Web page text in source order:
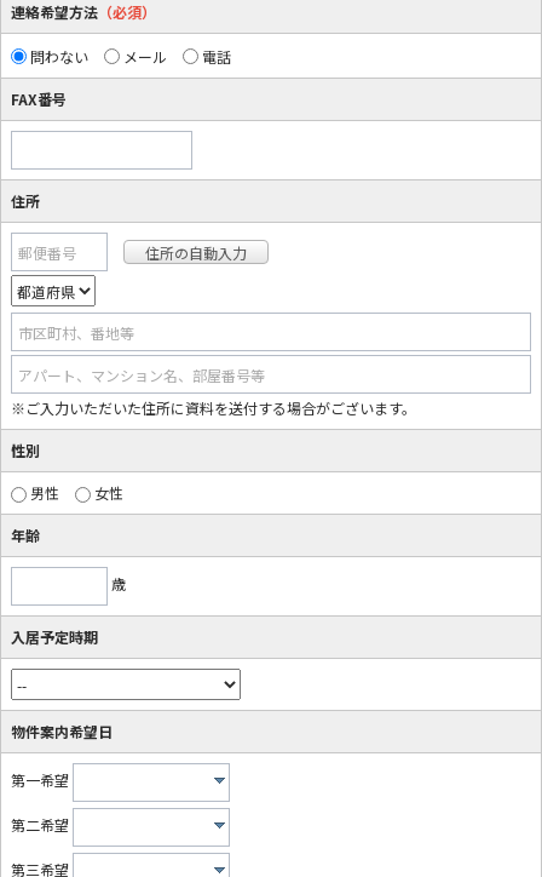
連絡希望方法 （必須）
問わない メール 電話
FAX番号
住所
郵便番号
市区町村、番地等
アパート、マンション名、部屋番号等
※ご入力いただいた住所に資料を送付する場合がございます。
性別
男性 女性
年齢
歳
入居予定時期
物件案内希望日
第一希望
第二希望
第三希望